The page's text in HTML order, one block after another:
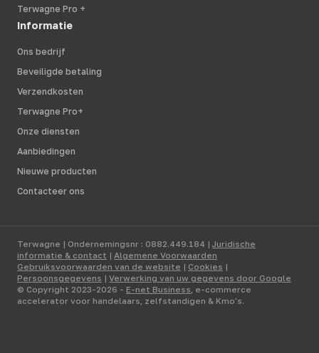
Terwagne Pro +
Informatie
Ons bedrijf
Beveiligde betaling
Verzendkosten
Terwagne Pro+
Onze diensten
Aanbiedingen
Nieuwe producten
Contacteer ons
Terwagne | Ondernemingsnr : 0882.449.184 | Juridische
informatie & contact | Algemene Voorwaarden
Gebruiksvoorwaarden van de website | Cookies |
Persoonsgegevens | Verwerking van uw gegevens door Google
© Copyright 2023-2026 - E-net Business, e-commerce
accelerator voor handelaars, zelfstandigen & Kmo's.